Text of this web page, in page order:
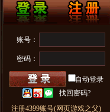
账号：
密码：
自动登录
找回密码?
注册4399账号(网页游戏之父)